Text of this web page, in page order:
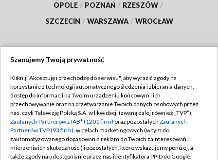
OPOLE / POZNAŃ / RZESZÓW /
SZCZECIN / WARSZAWA / WROCŁAW
TVP
Abonament TVP
Emisja w TVP
Centrum informacji TVP
Naziemna Telewizja Cyfrowa
Regulamin TVP
Polityka prywatności
Moje zgody
Pomoc
Szanujemy Twoją prywatność
Kliknij "Akceptuję i przechodzę do serwisu", aby wyrazić zgody na
korzystanie z technologii automatycznego śledzenia i zbierania danych,
dostęp do informacji na Twoim urządzeniu końcowym i ich
przechowywanie oraz na przetwarzanie Twoich danych osobowych przez
nas, czyli Telewizję Polską S.A. w likwidacji (zwaną dalej również „TVP”),
Zaufanych Partnerów z IAB* (1201 firm) oraz pozostałych Zaufanych
Partnerów TVP (93 firm), w celach marketingowych (w tym do
zautomatyzowanego dopasowania reklam do Twoich zainteresowań i
mierzenia ich skuteczności) i pozostałych, które wskazujemy poniżej, a
także zgody na udostępnianie przez nas identyfikatora PPID do Google.